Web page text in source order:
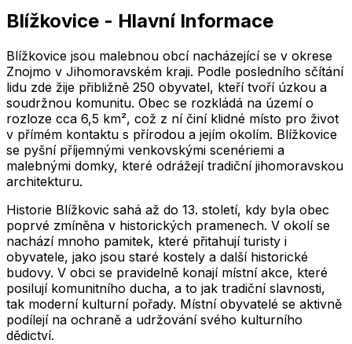
Blížkovice - Hlavní Informace
Blížkovice jsou malebnou obcí nacházející se v okrese
Znojmo v Jihomoravském kraji. Podle posledního sčítání
lidu zde žije přibližně 250 obyvatel, kteří tvoří úzkou a
soudržnou komunitu. Obec se rozkládá na území o
rozloze cca 6,5 km², což z ní činí klidné místo pro život
v přímém kontaktu s přírodou a jejím okolím. Blížkovice
se pyšní příjemnými venkovskými scenériemi a
malebnými domky, které odrážejí tradiční jihomoravskou
architekturu.
Historie Blížkovic sahá až do 13. století, kdy byla obec
poprvé zmíněna v historických pramenech. V okolí se
nachází mnoho pamitek, které přitahují turisty i
obyvatele, jako jsou staré kostely a další historické
budovy. V obci se pravidelně konají místní akce, které
posilují komunitního ducha, a to jak tradiční slavnosti,
tak moderní kulturní pořady. Místní obyvatelé se aktivně
podílejí na ochraně a udržování svého kulturního
dědictví.